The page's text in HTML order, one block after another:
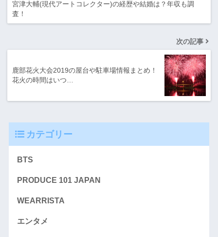
宮津大輔(現代アートコレクター)の経歴や結婚は？年収も調
査！
次の記事
鹿部花火大会2019の屋台や駐車場情報まとめ！
花火の時間はいつ…
カテゴリー
BTS
PRODUCE 101 JAPAN
WEARRISTA
エンタメ